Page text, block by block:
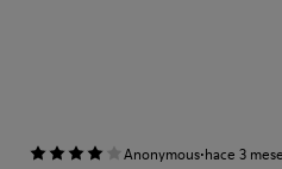
Anonymous·hace 3